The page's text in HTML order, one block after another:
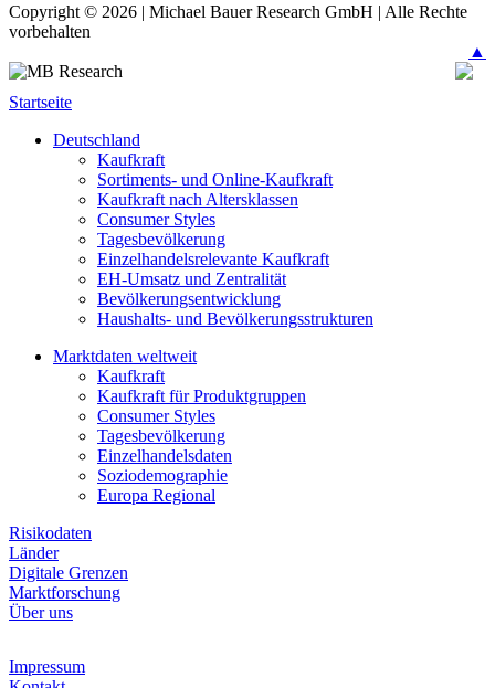
Copyright © 2026 | Michael Bauer Research GmbH | Alle Rechte
vorbehalten
▲
Startseite
Deutschland
Kaufkraft
Sortiments- und Online-Kaufkraft
Kaufkraft nach Altersklassen
Consumer Styles
Tagesbevölkerung
Einzelhandelsrelevante Kaufkraft
EH-Umsatz und Zentralität
Bevölkerungsentwicklung
Haushalts- und Bevölkerungsstrukturen
Marktdaten weltweit
Kaufkraft
Kaufkraft für Produktgruppen
Consumer Styles
Tagesbevölkerung
Einzelhandelsdaten
Soziodemographie
Europa Regional
Risikodaten
Länder
Digitale Grenzen
Marktforschung
Über uns
Impressum